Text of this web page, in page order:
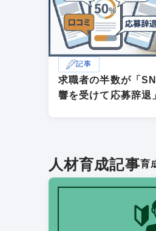
記事
求職者の半数が「
響を受けて応募辞退
人材育成記事育